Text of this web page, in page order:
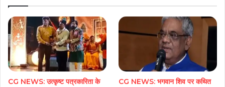
CG NEWS: उत्कृष्ट पत्रकारिता के
CG NEWS: भगवान शिव पर कथित